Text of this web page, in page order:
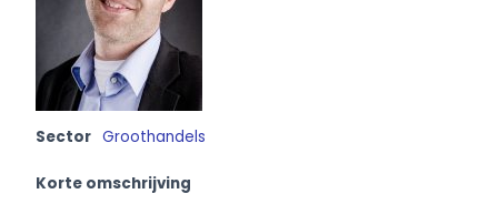
Sector Groothandels
Korte omschrijving